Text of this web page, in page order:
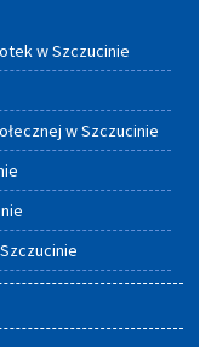
w Szczucinie
w Szczucinie